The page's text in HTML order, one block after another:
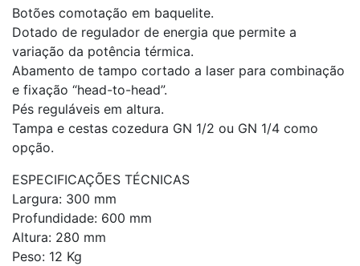
Botões comotação em baquelite.
Dotado de regulador de energia que permite a
variação da potência térmica.
Abamento de tampo cortado a laser para combinação
e fixação “head-to-head”.
Pés reguláveis em altura.
Tampa e cestas cozedura GN 1/2 ou GN 1/4 como
opção.
ESPECIFICAÇÕES TÉCNICAS
Largura: 300 mm
Profundidade: 600 mm
Altura: 280 mm
Peso: 12 Kg